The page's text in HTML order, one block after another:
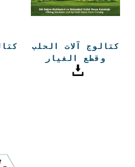
كتالوج آلات الحلب
وقطع الغيار